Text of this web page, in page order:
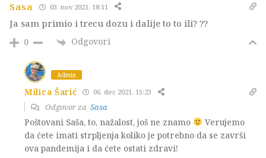
Sasa 03. nov 2021. 18:11
Ja sam primio i trecu dozu i dalije to to ili? ??
0 Odgovori
Admin
Milica Šarić 06. dec 2021. 15:23
Odgovor za Sasa
Poštovani Saša, to, nažalost, još ne znamo
Verujemo
da ćete imati strpljenja koliko je potrebno da se završi
ova pandemija i da ćete ostati zdravi!